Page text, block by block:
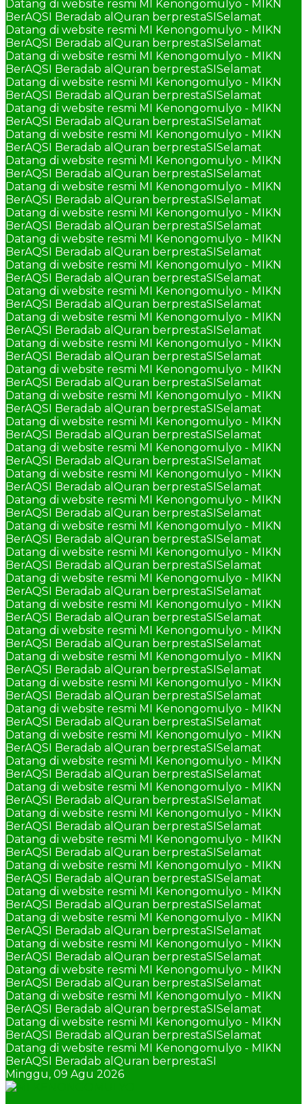
Datang di website resmi MI Kenongomulyo - MIKN
BerAQSI Beradab alQuran berprestaSISelamat
Datang di website resmi MI Kenongomulyo - MIKN
BerAQSI Beradab alQuran berprestaSISelamat
Datang di website resmi MI Kenongomulyo - MIKN
BerAQSI Beradab alQuran berprestaSISelamat
Datang di website resmi MI Kenongomulyo - MIKN
BerAQSI Beradab alQuran berprestaSISelamat
Datang di website resmi MI Kenongomulyo - MIKN
BerAQSI Beradab alQuran berprestaSISelamat
Datang di website resmi MI Kenongomulyo - MIKN
BerAQSI Beradab alQuran berprestaSISelamat
Datang di website resmi MI Kenongomulyo - MIKN
BerAQSI Beradab alQuran berprestaSISelamat
Datang di website resmi MI Kenongomulyo - MIKN
BerAQSI Beradab alQuran berprestaSISelamat
Datang di website resmi MI Kenongomulyo - MIKN
BerAQSI Beradab alQuran berprestaSISelamat
Datang di website resmi MI Kenongomulyo - MIKN
BerAQSI Beradab alQuran berprestaSISelamat
Datang di website resmi MI Kenongomulyo - MIKN
BerAQSI Beradab alQuran berprestaSISelamat
Datang di website resmi MI Kenongomulyo - MIKN
BerAQSI Beradab alQuran berprestaSISelamat
Datang di website resmi MI Kenongomulyo - MIKN
BerAQSI Beradab alQuran berprestaSISelamat
Datang di website resmi MI Kenongomulyo - MIKN
BerAQSI Beradab alQuran berprestaSISelamat
Datang di website resmi MI Kenongomulyo - MIKN
BerAQSI Beradab alQuran berprestaSISelamat
Datang di website resmi MI Kenongomulyo - MIKN
BerAQSI Beradab alQuran berprestaSISelamat
Datang di website resmi MI Kenongomulyo - MIKN
BerAQSI Beradab alQuran berprestaSISelamat
Datang di website resmi MI Kenongomulyo - MIKN
BerAQSI Beradab alQuran berprestaSISelamat
Datang di website resmi MI Kenongomulyo - MIKN
BerAQSI Beradab alQuran berprestaSISelamat
Datang di website resmi MI Kenongomulyo - MIKN
BerAQSI Beradab alQuran berprestaSISelamat
Datang di website resmi MI Kenongomulyo - MIKN
BerAQSI Beradab alQuran berprestaSISelamat
Datang di website resmi MI Kenongomulyo - MIKN
BerAQSI Beradab alQuran berprestaSISelamat
Datang di website resmi MI Kenongomulyo - MIKN
BerAQSI Beradab alQuran berprestaSISelamat
Datang di website resmi MI Kenongomulyo - MIKN
BerAQSI Beradab alQuran berprestaSISelamat
Datang di website resmi MI Kenongomulyo - MIKN
BerAQSI Beradab alQuran berprestaSISelamat
Datang di website resmi MI Kenongomulyo - MIKN
BerAQSI Beradab alQuran berprestaSISelamat
Datang di website resmi MI Kenongomulyo - MIKN
BerAQSI Beradab alQuran berprestaSISelamat
Datang di website resmi MI Kenongomulyo - MIKN
BerAQSI Beradab alQuran berprestaSISelamat
Datang di website resmi MI Kenongomulyo - MIKN
BerAQSI Beradab alQuran berprestaSISelamat
Datang di website resmi MI Kenongomulyo - MIKN
BerAQSI Beradab alQuran berprestaSISelamat
Datang di website resmi MI Kenongomulyo - MIKN
BerAQSI Beradab alQuran berprestaSISelamat
Datang di website resmi MI Kenongomulyo - MIKN
BerAQSI Beradab alQuran berprestaSISelamat
Datang di website resmi MI Kenongomulyo - MIKN
BerAQSI Beradab alQuran berprestaSISelamat
Datang di website resmi MI Kenongomulyo - MIKN
BerAQSI Beradab alQuran berprestaSISelamat
Datang di website resmi MI Kenongomulyo - MIKN
BerAQSI Beradab alQuran berprestaSISelamat
Datang di website resmi MI Kenongomulyo - MIKN
BerAQSI Beradab alQuran berprestaSISelamat
Datang di website resmi MI Kenongomulyo - MIKN
BerAQSI Beradab alQuran berprestaSISelamat
Datang di website resmi MI Kenongomulyo - MIKN
BerAQSI Beradab alQuran berprestaSISelamat
Datang di website resmi MI Kenongomulyo - MIKN
BerAQSI Beradab alQuran berprestaSISelamat
Datang di website resmi MI Kenongomulyo - MIKN
BerAQSI Beradab alQuran berprestaSISelamat
Datang di website resmi MI Kenongomulyo - MIKN
BerAQSI Beradab alQuran berprestaSI
Minggu, 09 Agu 2026